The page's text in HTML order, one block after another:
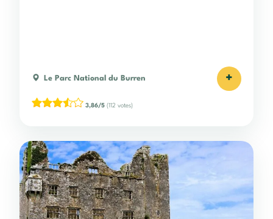
Le Parc National du Burren +
3,86/5 (112 votes)